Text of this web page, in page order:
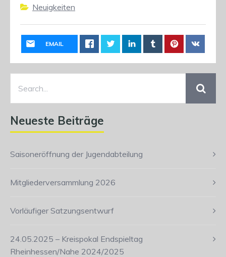
Neuigkeiten
EMAIL
Neueste Beiträge
Saisoneröffnung der Jugendabteilung
Mitgliederversammlung 2026
Vorläufiger Satzungsentwurf
24.05.2025 – Kreispokal Endspieltag
Rheinhessen/Nahe 2024/2025